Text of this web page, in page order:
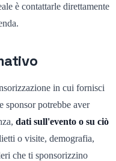
è contattarle direttamente
in cui fornisci
sponsor potrebbe aver
dati sull'evento o su ciò
o visite, demografia,
che ti sponsorizzino